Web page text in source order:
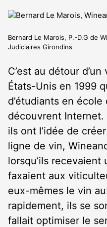
Bernard Le Marois, P.-D.G de
Judiciaires Girondins
C’est au détour
États-Unis en 1999
d’étudiants en
découvrent Internet.
ils ont l’idée de
ligne de vin,
lorsqu’ils recevaient
faxaient aux
eux-mêmes le vin
rapidement, ils se
fallait optimiser le